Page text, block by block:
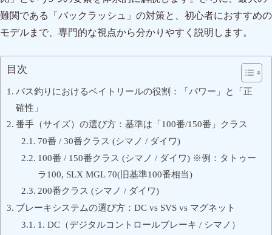
難関である「バックラッシュ」の対策と、初心者におすすめの
モデルまで、専門的な視点から分かりやすく説明します。
目次
バス釣りにおけるベイトリールの役割：「パワー」と「正
確性」
番手（サイズ）の選び方：基準は「100番/150番」クラス
70番 / 30番クラス (シマノ / ダイワ)
100番 / 150番クラス (シマノ / ダイワ) ※例：タトゥー
ラ100, SLX MGL 70(旧基準100番相当)
200番クラス (シマノ / ダイワ)
ブレーキシステムの選び方：DC vs SVS vs マグネット
1. DC（デジタルコントロールブレーキ / シマノ）